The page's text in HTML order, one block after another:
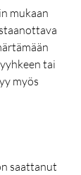
mukaan
tai
myös
saattanut